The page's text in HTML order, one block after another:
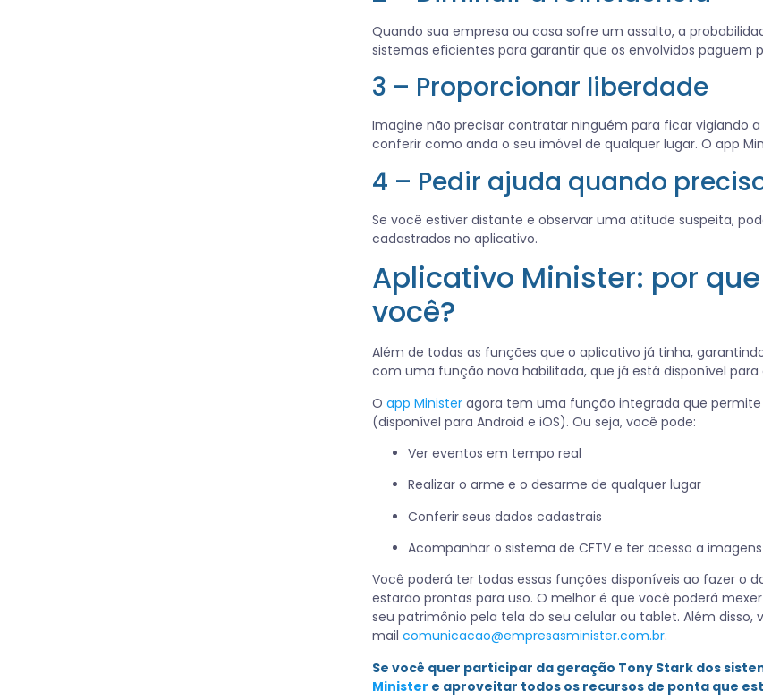
Quando sua empresa ou casa sofre um assalto, a
sistemas eficientes para garantir que os envolvidos paguem
3 – Proporcionar liberdade
Imagine não precisar contratar ninguém para ficar vigiando
conferir como anda o seu imóvel de qualquer lugar. O app
4 – Pedir ajuda quando
Se você estiver distante e observar uma atitude suspeita,
cadastrados no aplicativo.
Aplicativo Minister: por
você?
Além de todas as funções que o aplicativo já tinha,
com uma função nova habilitada, que já está disponível
O app Minister agora tem uma função integrada que
(disponível para Android e iOS). Ou seja, você pode:
Ver eventos em tempo real
Realizar o arme e o desarme de qualquer lugar
Conferir seus dados cadastrais
Acompanhar o sistema de CFTV e ter acesso a
Você poderá ter todas essas funções disponíveis ao fazer o
estarão prontas para uso. O melhor é que você poderá
seu patrimônio pela tela do seu celular ou tablet. Além
mailcomunicacao@empresasminister.com.br.
Se você quer participar da geração Tony Stark dos
Minister e aproveitar todos os recursos de ponta que